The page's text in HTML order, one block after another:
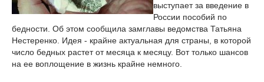
выступает за введение в
России пособий по
бедности. Об этом сообщила замглавы ведомства Татьяна
Нестеренко. Идея - крайне актуальная для страны, в которой
число бедных растет от месяца к месяцу. Вот только шансов
на ее воплощение в жизнь крайне немного.